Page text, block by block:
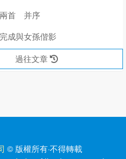
兩首 并序
成與女孫偕影
過往文章
© 版權所有·不得轉載